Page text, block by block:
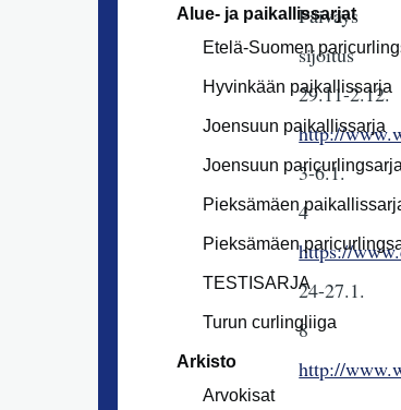
Alue- ja paikallissarjat
Etelä-Suomen
Hyvinkään paikallissarja
Joensuun paikallissarja
Joensuun paricurlingsarja
Pieksämäen
Pieksämäen
TESTISARJA
Turun curlingliiga
Arkisto
Arvokisat
sijoitus
http://
3-
https://
24-
8
http://